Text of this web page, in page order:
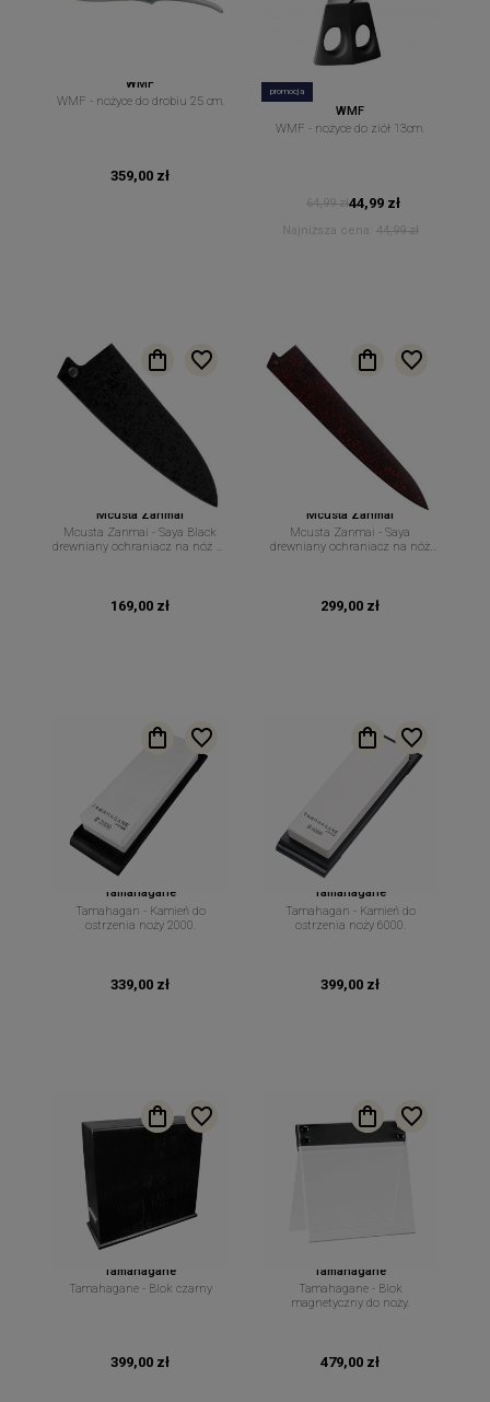
WMF
WMF - nożyce do drobiu 25 cm.
359,00 zł
promocja
WMF
WMF - nożyce do ziół 13cm.
64,99 zł44,99 zł
Najniższa cena: 44,99 zł
Mcusta Zanmai
Mcusta Zanmai - Saya Black
drewniany ochraniacz na nóż do
169,00 zł
Mcusta Zanmai
Mcusta Zanmai - Saya
drewniany ochraniacz na nóż
299,00 zł
Tamahagane
Tamahagan - Kamień do
ostrzenia noży 2000.
339,00 zł
Tamahagane
Tamahagan - Kamień do
ostrzenia noży 6000.
399,00 zł
Tamahagane
Tamahagane - Blok czarny
399,00 zł
Tamahagane
Tamahagane - Blok
magnetyczny do noży.
479,00 zł